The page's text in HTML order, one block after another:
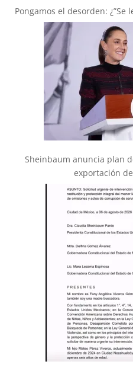
Pongamos el desorden: ¿”Se
Sheinbaum anuncia plan
exportación